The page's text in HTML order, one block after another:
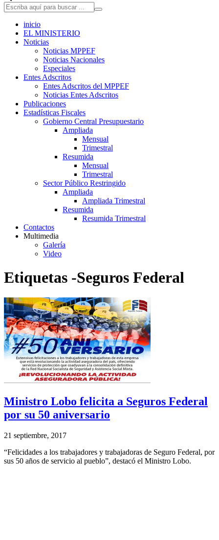
inicio
EL MINISTERIO
Noticias
Noticias MPPEF
Noticias Nacionales
Especiales
Entes Adscritos
Entes Adscritos del MPPEF
Noticias Entes Adscritos
Publicaciones
Estadísticas Fiscales
Gobierno Central Presupuestario
Ampliada
Mensual
Trimestral
Resumida
Mensual
Trimestral
Sector Público Restringido
Ampliada
Ampliada Trimestral
Resumida
Resumida Trimestral
Contactos
Multimedia
Galería
Video
Etiquetas -Seguros Federal
Ministro Lobo felicita a Seguros Federal
por su 50 aniversario
21 septiembre, 2017
“Felicidades a los trabajadores y trabajadoras de Seguro Federal, por
sus 50 años de servicio al pueblo”, destacó el Ministro Lobo.